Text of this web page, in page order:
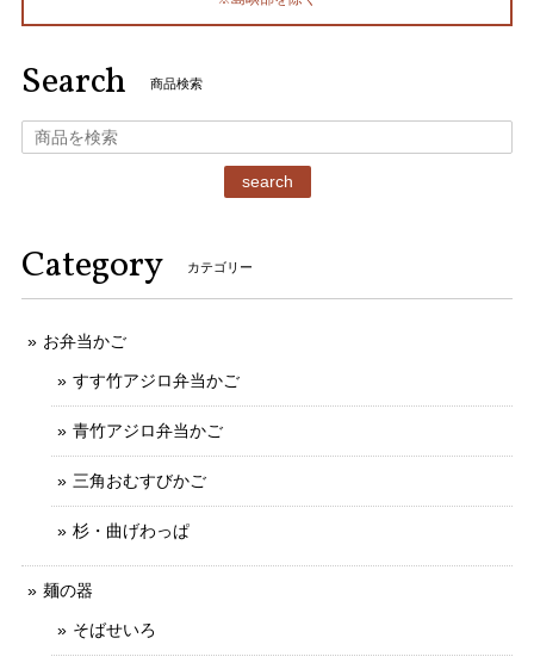
Search 商品検索
search
Category カテゴリー
お弁当かご
すす竹アジロ弁当かご
青竹アジロ弁当かご
三角おむすびかご
杉・曲げわっぱ
麺の器
そばせいろ